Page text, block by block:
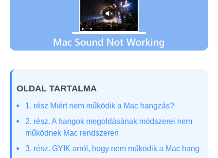
OLDAL TARTALMA
1. rész Miért nem működik a Mac hangzás?
2. rész. A hangok megoldásának módszerei nem
működnek Mac rendszeren
3. rész. GYIK arról, hogy nem működik a Mac hang